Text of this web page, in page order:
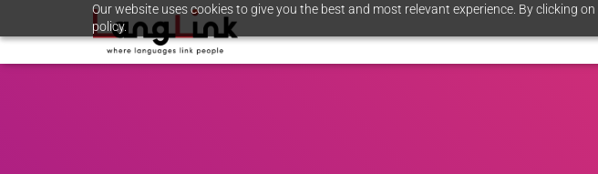
Our website uses cookies to give you the best and most relevant experience. By clicking
policy.